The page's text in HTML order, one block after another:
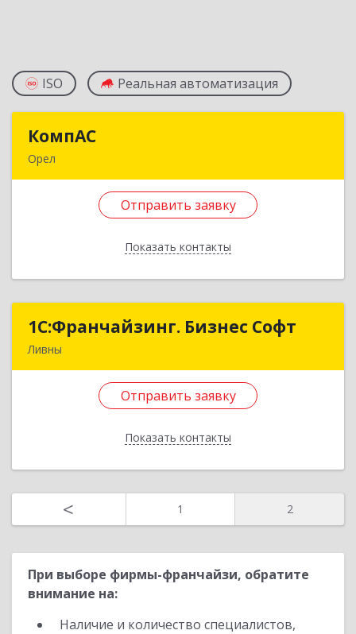
ISO Реальная автоматизация
КомпАС
Орел
Отправить заявку
Показать контакты
дом № 69, литера П, пом.7
1C:Франчайзинг. Бизнес Софт
Ливны
Отправить заявку
Показать контакты
1C:Франчайзинг. Бизнес Софт
дом № 2, кв.124
< 1 2
При выборе фирмы-франчайзи, обратите
внимание на:
Наличие и количество специалистов,